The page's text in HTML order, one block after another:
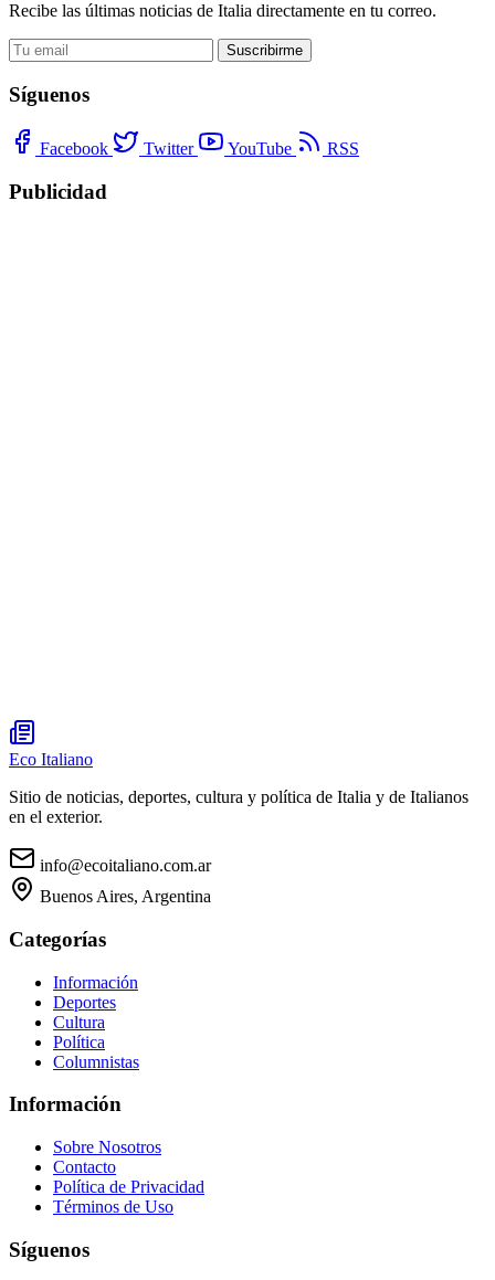
Recibe las últimas noticias de Italia directamente en tu correo.
Suscribirme
Síguenos
Facebook Twitter YouTube RSS
Publicidad
Eco Italiano
Sitio de noticias, deportes, cultura y política de Italia y de Italianos
en el exterior.
info@ecoitaliano.com.ar
Buenos Aires, Argentina
Categorías
Información
Deportes
Cultura
Política
Columnistas
Información
Sobre Nosotros
Contacto
Política de Privacidad
Términos de Uso
Síguenos